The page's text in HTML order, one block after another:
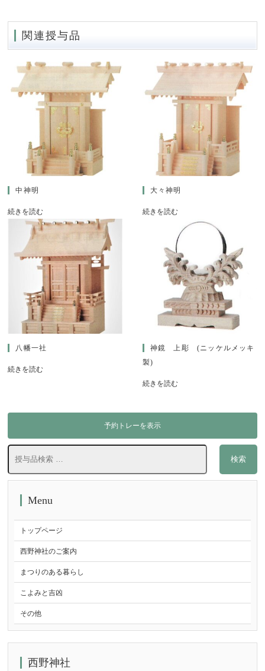
関連授与品
中神明
続きを読む
大々神明
続きを読む
八幡一社
続きを読む
神鏡 上彫 (ニッケルメッキ
製)
続きを読む
予約トレーを表示
対
検索
Menu
トップページ
西野神社のご案内
まつりのある暮らし
こよみと吉凶
その他
西野神社